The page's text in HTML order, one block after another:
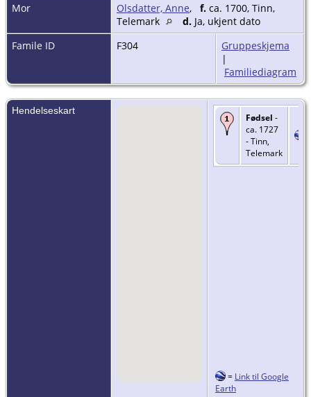
Mor
Olsdatter, Anne, f. ca. 1700, Tinn,
Telemark
d. Ja, ukjent dato
Famile ID
F304
Gruppeskjema
|
Familiediagram
Hendelseskart
Fødsel -
ca. 1727
- Tinn,
Telemark
= Link til Google
Earth